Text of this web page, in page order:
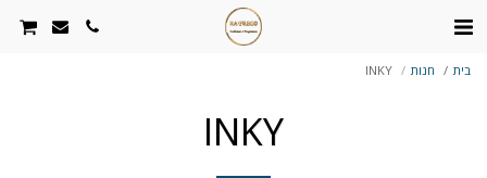
בית חנות INKY
INKY